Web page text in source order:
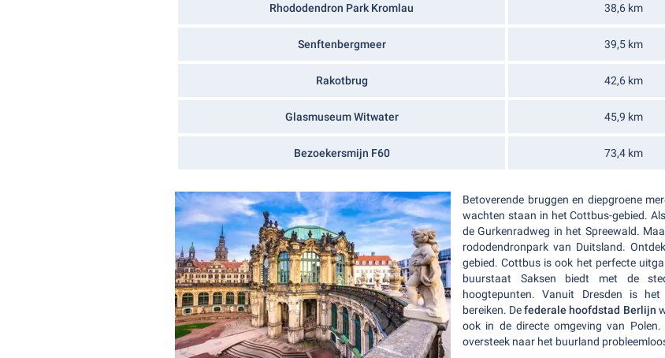
Rhododendron Park Kromlau 38,6 km
Senftenbergmeer 39,5 km
Rakotbrug 42,6 km
Glasmuseum Witwater 45,9 km
Bezoekersmijn F60 73,4 km
Betoverende bruggen en diepgroene
wachten staan in het Cottbus-gebied.
de Gurkenradweg in het Spreewald.
rododendronpark van Duitsland.
gebied. Cottbus is ook het perfecte
buurstaat Saksen biedt met de
hoogtepunten. Vanuit Dresden is het
bereiken. Defederale hoofdstad Berlijn
ook in de directe omgeving van
oversteek naar het buurland